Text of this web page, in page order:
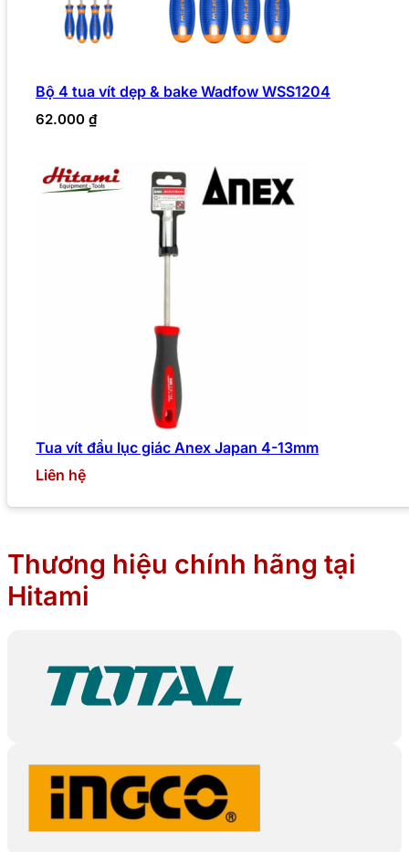
Bộ 4 tua vít dẹp & bake Wadfow WSS1204
62.000 ₫
Tua vít đầu lục giác Anex Japan 4-13mm
Liên hệ
Thương hiệu chính hãng tại
Hitami